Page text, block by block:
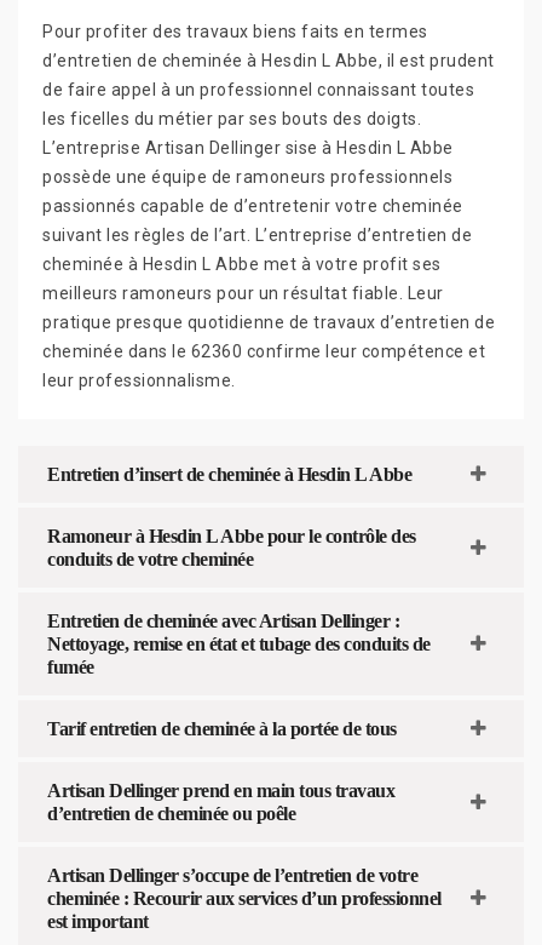
Pour profiter des travaux biens faits en termes
d’entretien de cheminée à Hesdin L Abbe, il est prudent
de faire appel à un professionnel connaissant toutes
les ficelles du métier par ses bouts des doigts.
L’entreprise Artisan Dellinger sise à Hesdin L Abbe
possède une équipe de ramoneurs professionnels
passionnés capable de d’entretenir votre cheminée
suivant les règles de l’art. L’entreprise d’entretien de
cheminée à Hesdin L Abbe met à votre profit ses
meilleurs ramoneurs pour un résultat fiable. Leur
pratique presque quotidienne de travaux d’entretien de
cheminée dans le 62360 confirme leur compétence et
leur professionnalisme.
Entretien d’insert de cheminée à Hesdin L Abbe
Ramoneur à Hesdin L Abbe pour le contrôle des
conduits de votre cheminée
Entretien de cheminée avec Artisan Dellinger :
Nettoyage, remise en état et tubage des conduits de
fumée
Tarif entretien de cheminée à la portée de tous
Artisan Dellinger prend en main tous travaux
d’entretien de cheminée ou poêle
Artisan Dellinger s’occupe de l’entretien de votre
cheminée : Recourir aux services d’un professionnel
est important